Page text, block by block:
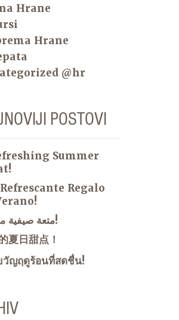
Hrane
Hrane
@hr
POSTOVI
Summer
Refrescante Regalo
متعة صيفية منعشة!
夏日甜点！
วัญฤดูร้อนที่สดชื่น!